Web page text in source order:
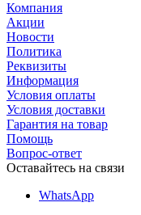
Компания
Акции
Новости
Политика
Реквизиты
Информация
Условия оплаты
Условия доставки
Гарантия на товар
Помощь
Вопрос-ответ
Оставайтесь на связи
WhatsApp